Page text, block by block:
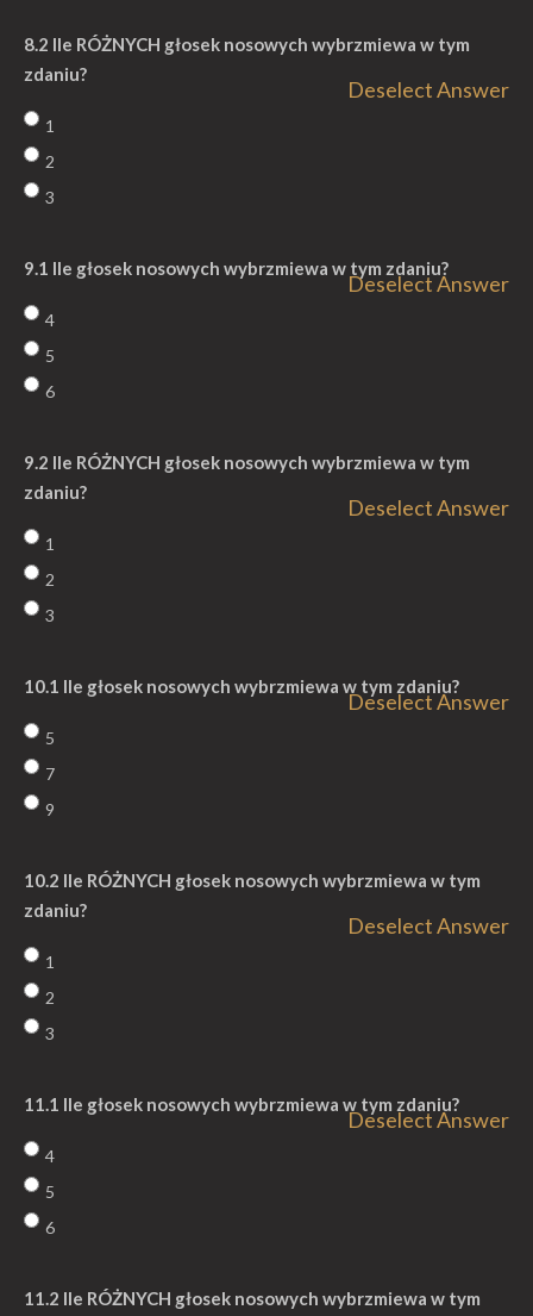
8.2 Ile RÓŻNYCH głosek nosowych wybrzmiewa w tym
zdaniu?
Deselect Answer
1
2
3
9.1 Ile głosek nosowych wybrzmiewa w tym zdaniu?
Deselect Answer
4
5
6
9.2 Ile RÓŻNYCH głosek nosowych wybrzmiewa w tym
zdaniu?
Deselect Answer
1
2
3
10.1 Ile głosek nosowych wybrzmiewa w tym zdaniu?
Deselect Answer
5
7
9
10.2 Ile RÓŻNYCH głosek nosowych wybrzmiewa w tym
zdaniu?
Deselect Answer
1
2
3
11.1 Ile głosek nosowych wybrzmiewa w tym zdaniu?
Deselect Answer
4
5
6
11.2 Ile RÓŻNYCH głosek nosowych wybrzmiewa w tym